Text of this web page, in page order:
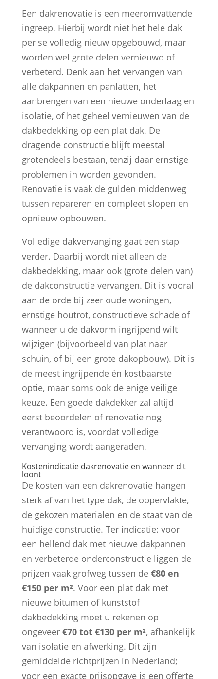
Een dakrenovatie is een meeromvattende
ingreep. Hierbij wordt niet het hele dak
per se volledig nieuw opgebouwd, maar
worden wel grote delen vernieuwd of
verbeterd. Denk aan het vervangen van
alle dakpannen en panlatten, het
aanbrengen van een nieuwe onderlaag en
isolatie, of het geheel vernieuwen van de
dakbedekking op een plat dak. De
dragende constructie blijft meestal
grotendeels bestaan, tenzij daar ernstige
problemen in worden gevonden.
Renovatie is vaak de gulden middenweg
tussen repareren en compleet slopen en
opnieuw opbouwen.
Volledige dakvervanging gaat een stap
verder. Daarbij wordt niet alleen de
dakbedekking, maar ook (grote delen van)
de dakconstructie vervangen. Dit is vooral
aan de orde bij zeer oude woningen,
ernstige houtrot, constructieve schade of
wanneer u de dakvorm ingrijpend wilt
wijzigen (bijvoorbeeld van plat naar
schuin, of bij een grote dakopbouw). Dit is
de meest ingrijpende én kostbaarste
optie, maar soms ook de enige veilige
keuze. Een goede dakdekker zal altijd
eerst beoordelen of renovatie nog
verantwoord is, voordat volledige
vervanging wordt aangeraden.
Kostenindicatie dakrenovatie en wanneer dit
loont
De kosten van een dakrenovatie hangen
sterk af van het type dak, de oppervlakte,
de gekozen materialen en de staat van de
huidige constructie. Ter indicatie: voor
een hellend dak met nieuwe dakpannen
en verbeterde onderconstructie liggen de
prijzen vaak grofweg tussen de €80 en
€150 per m². Voor een plat dak met
nieuwe bitumen of kunststof
dakbedekking moet u rekenen op
ongeveer €70 tot €130 per m², afhankelijk
van isolatie en afwerking. Dit zijn
gemiddelde richtprijzen in Nederland;
voor een exacte prijsopgave is een offerte